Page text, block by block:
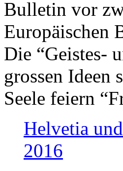
Bulletin vor
Europäischen
Die “Geistes-
grossen Ideen
Seele feiern
Helvetia
2016